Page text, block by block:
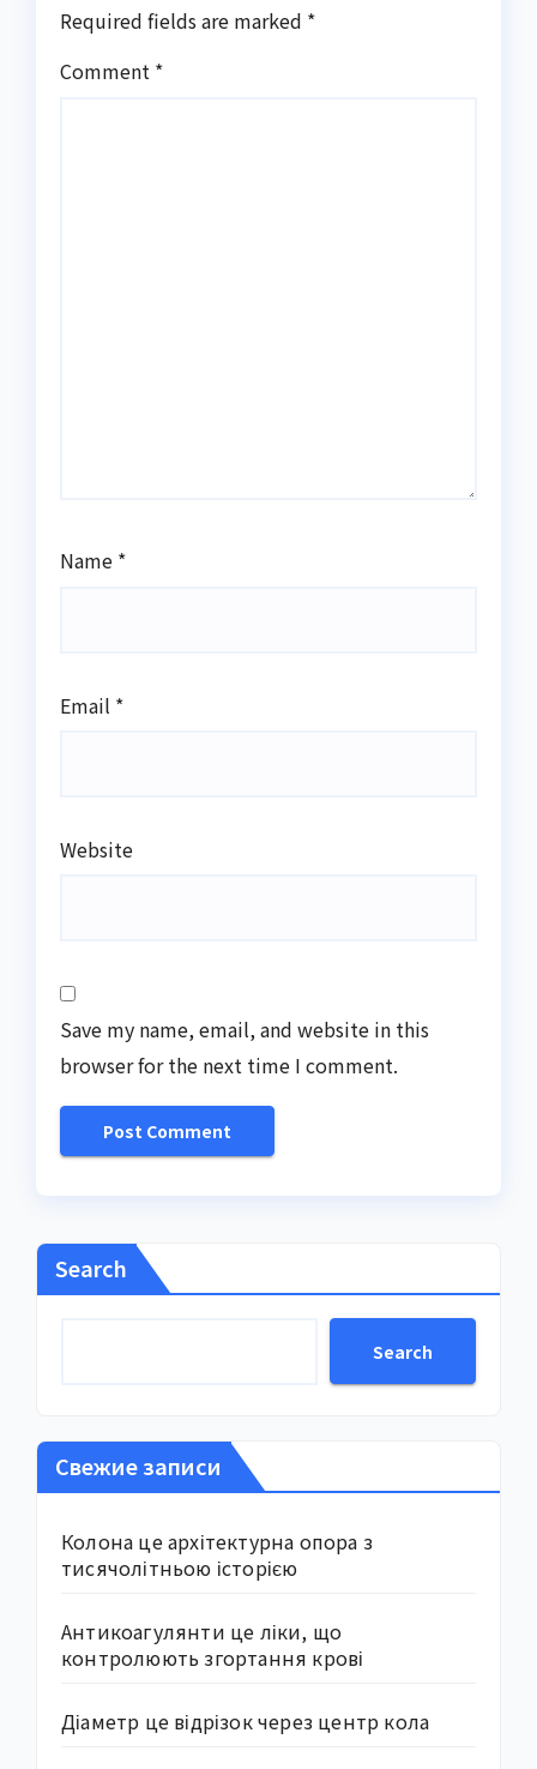
Required fields are marked *
Comment *
Name *
Email *
Website
Save my name, email, and website in this
browser for the next time I comment.
Search
Search
Свежие записи
Колона це архітектурна опора з
тисячолітньою історією
Антикоагулянти це ліки, що
контролюють згортання крові
Діаметр це відрізок через центр кола